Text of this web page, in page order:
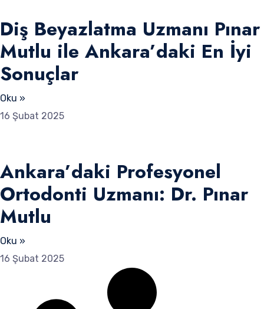
Diş Beyazlatma Uzmanı Pınar
Mutlu ile Ankara’daki En İyi
Sonuçlar
Oku »
16 Şubat 2025
Ankara’daki Profesyonel
Ortodonti Uzmanı: Dr. Pınar
Mutlu
Oku »
16 Şubat 2025